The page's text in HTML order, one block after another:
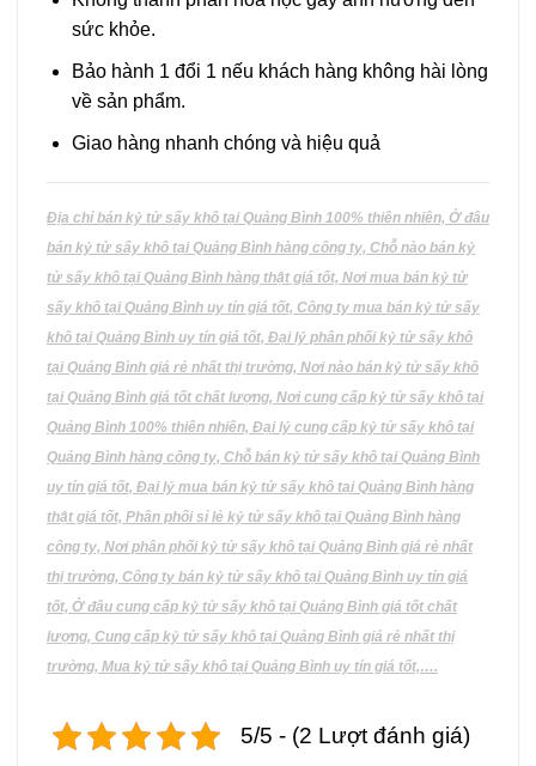
sức khỏe.
Bảo hành 1 đổi 1 nếu khách hàng không hài lòng
về sản phẩm.
Giao hàng nhanh chóng và hiệu quả
Địa chỉ bán kỷ tử sấy khô tại Quảng Bình 100% thiên nhiên, Ở đâu
bán kỷ tử sấy khô tại Quảng Bình hàng công ty, Chỗ nào bán kỷ
tử sấy khô tại Quảng Bình hàng thật giá tốt, Nơi mua bán kỷ tử
sấy khô tại Quảng Bình uy tín giá tốt, Công ty mua bán kỷ tử sấy
khô tại Quảng Bình uy tín giá tốt, Đại lý phân phối kỷ tử sấy khô
tại Quảng Bình giá rẻ nhất thị trường, Nơi nào bán kỷ tử sấy khô
tại Quảng Bình giá tốt chất lượng, Nơi cung cấp kỷ tử sấy khô tại
Quảng Bình 100% thiên nhiên, Đại lý cung cấp kỷ tử sấy khô tại
Quảng Bình hàng công ty, Chỗ bán kỷ tử sấy khô tại Quảng Bình
uy tín giá tốt, Đại lý mua bán kỷ tử sấy khô tại Quảng Bình hàng
thật giá tốt, Phân phối sỉ lẻ kỷ tử sấy khô tại Quảng Bình hàng
công ty, Nơi phân phối kỷ tử sấy khô tại Quảng Bình giá rẻ nhất
thị trường, Công ty bán kỷ tử sấy khô tại Quảng Bình uy tín giá
tốt, Ở đâu cung cấp kỷ tử sấy khô tại Quảng Bình giá tốt chất
lượng, Cung cấp kỷ tử sấy khô tại Quảng Bình giá rẻ nhất thị
trường, Mua kỷ tử sấy khô tại Quảng Bình uy tín giá tốt,….
5/5 - (2 Lượt đánh giá)